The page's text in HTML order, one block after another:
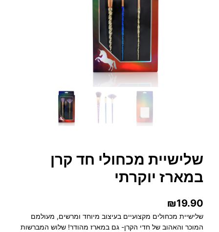
שלישיית מכחולי חד קרן
במארז יוקרתי
₪19.90
שלישיית מכחולים מקצועיים בעיצוב מיוחד ומרשים, מעולמם
המוכר והאהוב של חדי הקרן- גם במארז מהודר! שלוש המברשות